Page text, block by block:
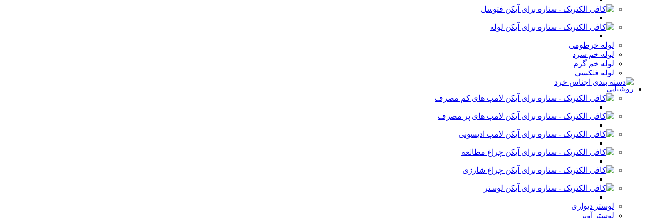
فتوسل
لوله
لوله خرطومی
لوله خم سرد
لوله خم گرم
لوله فلکسی
روشنایی
لامپ های کم مصرف
لامپ های پر مصرف
لامپ ادیسونی
چراغ مطالعه
چراغ شارژی
لوستر
لوستر دیواری
لوستر آویز